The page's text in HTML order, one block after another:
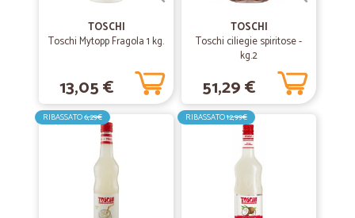
Veloci, precisi e a buon mercato...
22/10/2019
—
Fantastico
Fantastico, riacquisterò senz'altro!
—
PRODOTTI ECCEZIONALI PREZZI OTTIMI E…
TOSCHI
Toschi Mytopp Fragola 1 kg.
13,05 €
TOSCHI
Toschi ciliegie spiritose -
kg.2
51,29 €
RIBASSATO6,29€ RIBASSATO12,99€